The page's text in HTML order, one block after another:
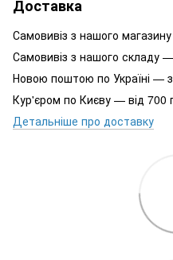
Доставка
Самовивіз з нашого
Самовивіз з нашого складу
Новою поштою по Україні —
Кур'єром по Києву — від 700
Детальніше про доставку